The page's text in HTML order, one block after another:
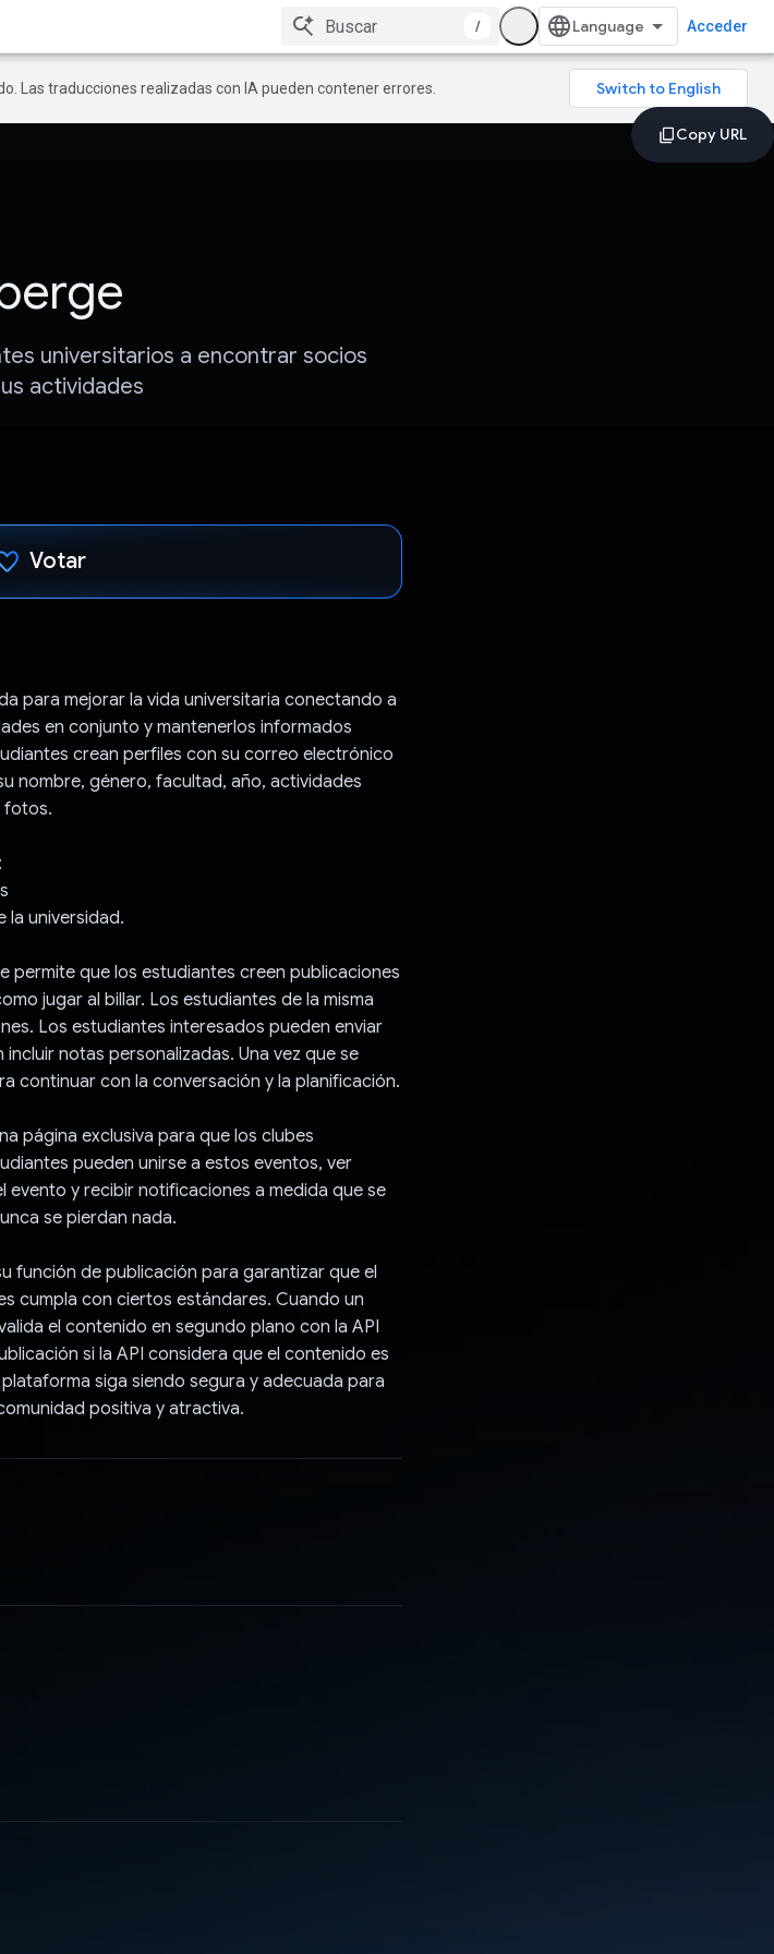
/ Acceder
Las traducciones realizadas con IA pueden contener errores.
universitarios a encontrar socios
actividades
Votar
para mejorar la vida universitaria conectando a
en conjunto y mantenerlos informados
crean perfiles con su correo electrónico
nombre, género, facultad, año, actividades
fotos.
la universidad.
permite que los estudiantes creen publicaciones
jugar al billar. Los estudiantes de la misma
Los estudiantes interesados pueden enviar
notas personalizadas. Una vez que se
continuar con la conversación y la planificación.
página exclusiva para que los clubes
pueden unirse a estos eventos, ver
evento y recibir notificaciones a medida que se
se pierdan nada.
función de publicación para garantizar que el
cumpla con ciertos estándares. Cuando un
el contenido en segundo plano con la API
si la API considera que el contenido es
siga siendo segura y adecuada para
positiva y atractiva.